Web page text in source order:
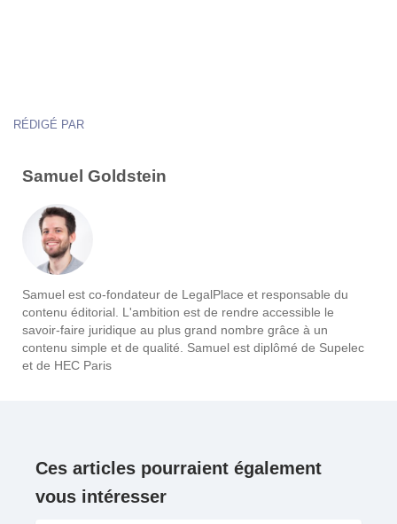
RÉDIGÉ PAR
Samuel Goldstein
Samuel est co-fondateur de LegalPlace et responsable du
contenu éditorial. L'ambition est de rendre accessible le
savoir-faire juridique au plus grand nombre grâce à un
contenu simple et de qualité. Samuel est diplômé de Supelec
et de HEC Paris
Ces articles pourraient également
vous intéresser